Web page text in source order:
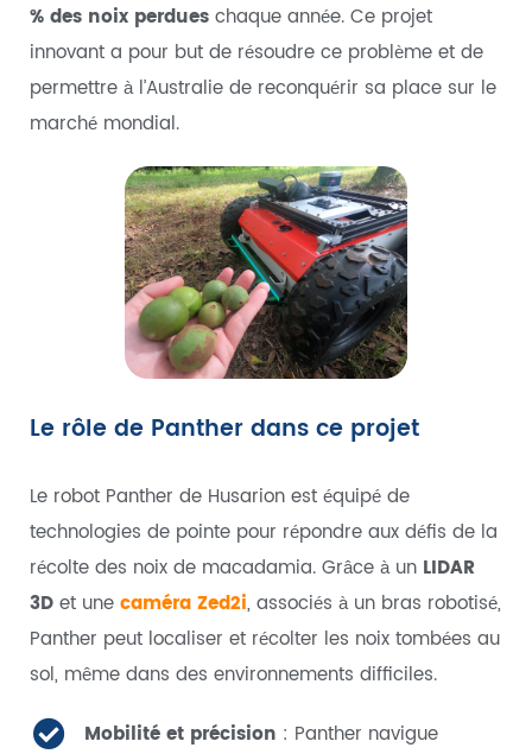
% des noix perdues chaque année. Ce projet
innovant a pour but de résoudre ce problème et de
permettre à l’Australie de reconquérir sa place sur le
marché mondial.
Le rôle de Panther dans ce projet
Le robot Panther de Husarion est équipé de
technologies de pointe pour répondre aux défis de la
récolte des noix de macadamia. Grâce à un LIDAR
3D et une caméra Zed2i, associés à un bras robotisé,
Panther peut localiser et récolter les noix tombées au
sol, même dans des environnements difficiles.
Mobilité et précision : Panther navigue